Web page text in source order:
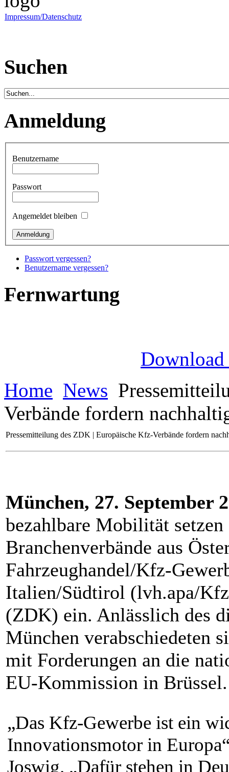
Impressum/Datenschutz
Suchen
Anmeldung
Benutzername
Passwort
Angemeldet bleiben
Passwort vergessen?
Benutzername vergessen?
Fernwartung
Download
Home News
Verbände fordern
Pressemitteilung des ZDK | Europäische Kfz-Verbände fordern
München, 27. September
bezahlbare Mobilität
Branchenverbände aus
Fahrzeughandel/Kfz-
Italien/Südtirol (lvh.apa/
(ZDK) ein. Anlässlich des
München verabschiedeten
mit Forderungen an die
EU-Kommission in Brüssel.
„Das Kfz-Gewerbe ist ein
Innovationsmotor in
Joswig. „Dafür stehen in